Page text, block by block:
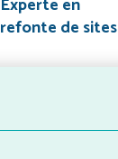
Experte en
refonte de sites